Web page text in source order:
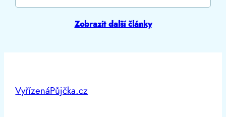
Zobrazit další články
VyřízenáPůjčka.cz